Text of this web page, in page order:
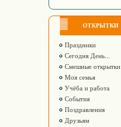
ОТКРЫТКИ
Праздники
Сегодня День...
Смешные открытки
Моя семья
Учёба и работа
События
Поздравления
Друзьям